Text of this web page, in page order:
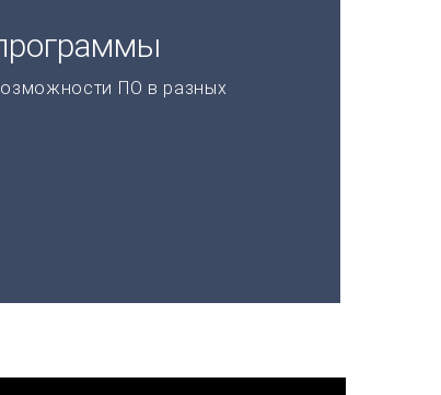
ПО в разных